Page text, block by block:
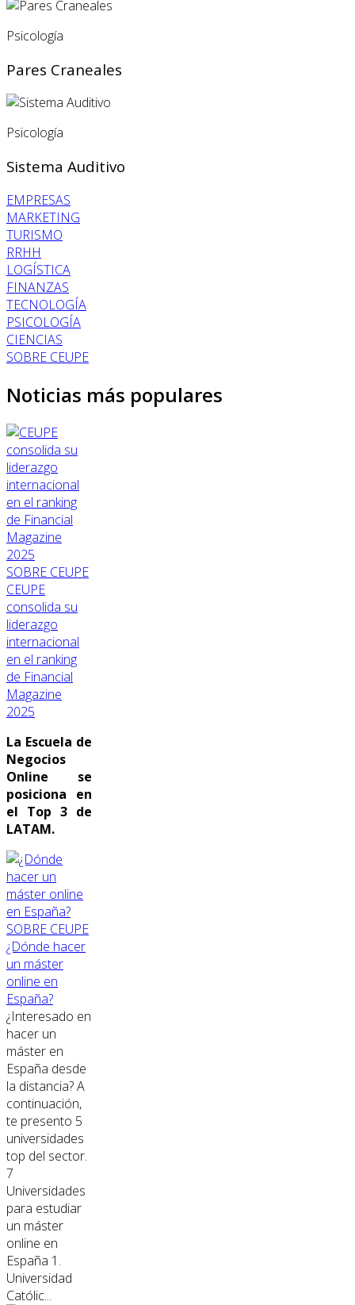
Psicología
Pares Craneales
Psicología
Sistema Auditivo
EMPRESAS
MARKETING
TURISMO
RRHH
LOGÍSTICA
FINANZAS
TECNOLOGÍA
PSICOLOGÍA
CIENCIAS
SOBRE CEUPE
Noticias más populares
SOBRE CEUPE
CEUPE
consolida su
liderazgo
internacional
en el ranking
de Financial
Magazine
2025
La Escuela de
Negocios
Online se
posiciona en
el Top 3 de
LATAM.
SOBRE CEUPE
¿Dónde hacer
un máster
online en
España?
¿Interesado en
hacer un
máster en
España desde
la distancia? A
continuación,
te presento 5
universidades
top del sector.
7
Universidades
para estudiar
un máster
online en
España 1.
Universidad
Católic...